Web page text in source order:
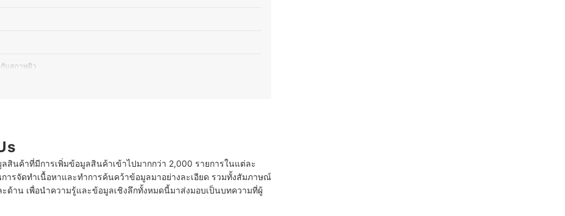
กับสภาพผิว
ง
ง สินค้าที่มีการเพิ่มข้อมูลสินค้าเข้าไปมากกว่า 2,000 รายการในแต่ละ
ารจัดทำเนื้อหาและทำการค้นคว้าข้อมูลมาอย่างละเอียด รวมทั้งสัมภาษณ์
ด้าน เพื่อนำความรู้และข้อมูลเชิงลึกทั้งหมดนี้มาส่งมอบเป็นบทความที่ผู้